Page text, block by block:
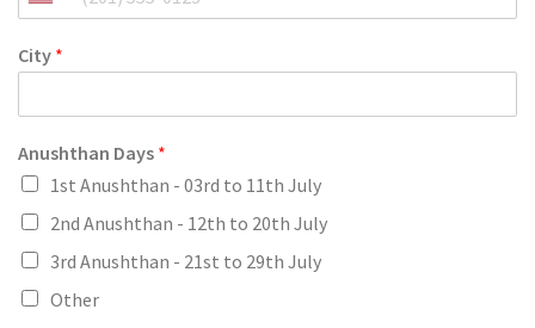
City *
Anushthan Days *
1st Anushthan - 03rd to 11th July
2nd Anushthan - 12th to 20th July
3rd Anushthan - 21st to 29th July
Other